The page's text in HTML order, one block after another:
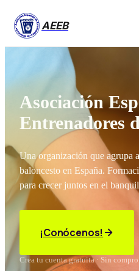
AEEB
Asociación
Entrenadores
Una organización que agrupa
baloncesto en España.
para crecer juntos en el
¡Conócenos!
Crea tu cuenta gratuita · Sin